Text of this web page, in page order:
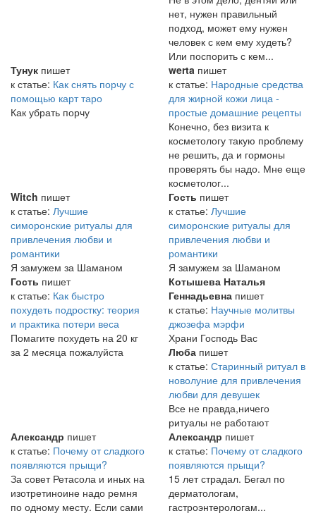
нет, нужен правильный
подход, может ему нужен
человек с кем ему худеть?
Или поспорить с кем...
Тунук пишет
к статье: Как снять порчу с
помощью карт таро
Как убрать порчу
werta пишет
к статье: Народные средства
для жирной кожи лица -
простые домашние рецепты
Конечно, без визита к
косметологу такую проблему
не решить, да и гормоны
проверять бы надо. Мне еще
косметолог...
Witch пишет
к статье: Лучшие
симоронские ритуалы для
привлечения любви и
романтики
Я замужем за Шаманом
Гость пишет
к статье: Лучшие
симоронские ритуалы для
привлечения любви и
романтики
Я замужем за Шаманом
Гость пишет
к статье: Как быстро
похудеть подростку: теория
и практика потери веса
Помагите похудеть на 20 кг
за 2 месяца пожалуйста
Котышева Наталья
Геннадьевна пишет
к статье: Научные молитвы
джозефа мэрфи
Храни Господь Вас
Люба пишет
к статье: Старинный ритуал в
новолуние для привлечения
любви для девушек
Все не правда,ничего
ритуалы не работают
Александр пишет
к статье: Почему от сладкого
появляются прыщи?
За совет Ретасола и иных на
изотретиноине надо ремня
по одному месту. Если сами
Александр пишет
к статье: Почему от сладкого
появляются прыщи?
15 лет страдал. Бегал по
дерматологам,
гастроэнтерологам...